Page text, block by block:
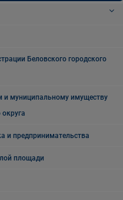
Беловского городского
и муниципальному имуществу
и предпринимательства
площади